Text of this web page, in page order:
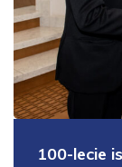
100-lecie